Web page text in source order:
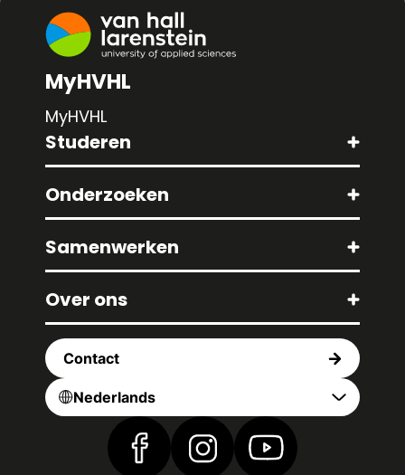
MyHVHL
MyHVHL
Studeren
Onderzoeken
Samenwerken
Over ons
Contact
Nederlands
Vind ons op Facebook
Vind ons op Instagram
Vind ons op